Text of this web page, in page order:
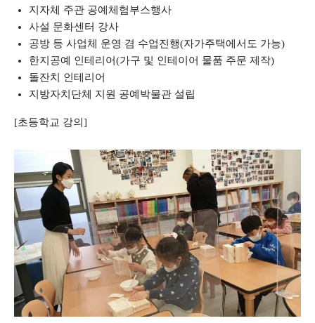
지자체 주관 공예체험부스행사
사설 문화센터 강사
공방 등 사업체 운영 겸 수업진행(자가주택에서도 가능)
한지공예 인테리어(가구 및 인테이어 물품 주문 제작)
돌잔치 인테리어
지방자치단체 지원 공예박물관 설립
[초등학교 강의]